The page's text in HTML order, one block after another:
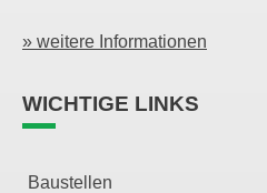
» weitere Informationen
WICHTIGE LINKS
Baustellen